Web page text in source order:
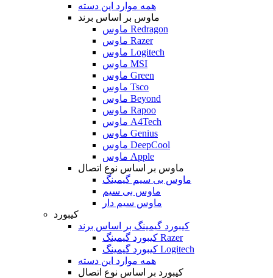
همه موارد این دسته
ماوس بر اساس برند
ماوس Redragon
ماوس Razer
ماوس Logitech
ماوس MSI
ماوس Green
ماوس Tsco
ماوس Beyond
ماوس Rapoo
ماوس A4Tech
ماوس Genius
ماوس DeepCool
ماوس Apple
ماوس بر اساس نوع اتصال
ماوس بی سیم گیمینگ
ماوس بی سیم
ماوس سیم دار
کیبورد
کیبورد گیمینگ بر اساس برند
کیبورد گیمینگ Razer
کیبورد گیمینگ Logitech
همه موارد این دسته
کیبورد بر اساس نوع اتصال